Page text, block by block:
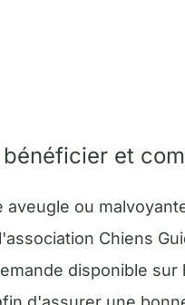
et
aveugle ou
Chiens
disponible